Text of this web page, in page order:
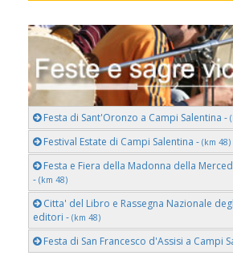
Festa di Sant'Oronzo a Campi Salentina -
Festival Estate di Campi Salentina - (km 48)
Festa e Fiera della Madonna della
- (km 48)
Citta' del Libro e Rassegna Nazionale
editori - (km 48)
Festa di San Francesco d'Assisi a Campi